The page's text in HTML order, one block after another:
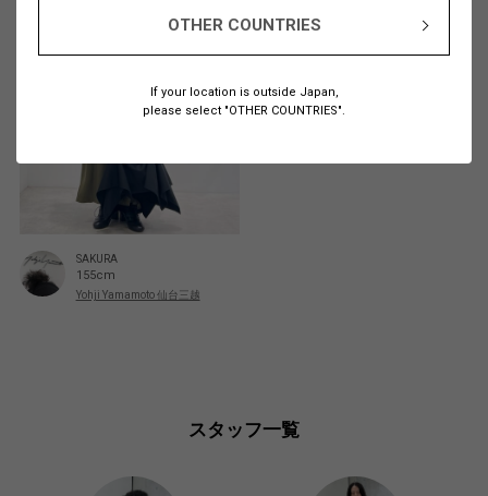
OTHER COUNTRIES
If your location is outside Japan,
please select "OTHER COUNTRIES".
SAKURA
155cm
Yohji Yamamoto 仙台三越
スタッフ一覧